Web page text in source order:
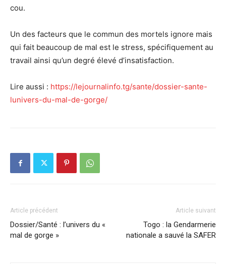
cou.
Un des facteurs que le commun des mortels ignore mais
qui fait beaucoup de mal est le stress, spécifiquement au
travail ainsi qu’un degré élevé d’insatisfaction.
Lire aussi : https://lejournalinfo.tg/sante/dossier-sante-
lunivers-du-mal-de-gorge/
Article précédent
Dossier/Santé : l’univers du «
mal de gorge »
Article suivant
Togo : la Gendarmerie
nationale a sauvé la SAFER